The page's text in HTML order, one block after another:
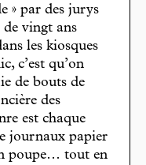
» par des jurys
vingt ans
les kiosques
c’est qu’on
de bouts de
des
est chaque
journaux papier
poupe… tout en